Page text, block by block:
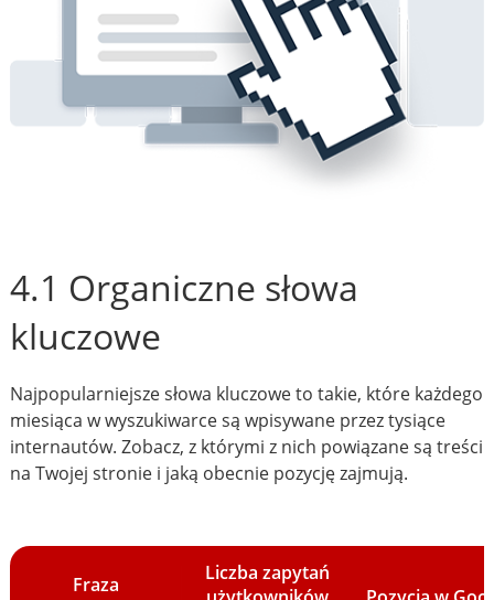
4.1 Organiczne słowa
kluczowe
Najpopularniejsze słowa kluczowe to takie, które każdego
miesiąca w wyszukiwarce są wpisywane przez tysiące
internautów. Zobacz, z którymi z nich powiązane są treści
na Twojej stronie i jaką obecnie pozycję zajmują.
Fraza
Liczba zapytań